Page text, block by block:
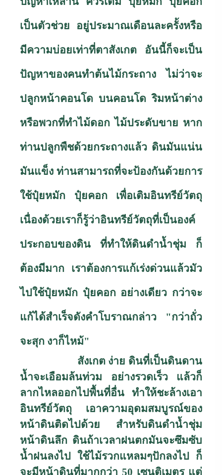
เป็นตัวช่วย อยู่ประมาณเดือนละครั้งหรือ
มีความบ่อยเท่าที่ตาสังเกต อันนี้ก็จะเป็น
ปัญหาของคนทำต้นไม้กระถาง ไม่ว่าจะ
ปลูกหน้าคอนโด บนคอนโด ริมหน้าต่าง
หรือพวกที่ทำไม้ดอก ไม้ประดับขาย หาก
ท่านปลูกพืชด้วยกระถางแล้ว ดินมันแน่น
มันแข็ง ท่านสามารถที่จะป้องกันด้วยการ
ใช้ปุ๋ยหมัก ปุ๋ยคอก เพื่อเติมอินทรีย์วัตถุ
เนื่องด้วยเราก็รู้ว่าอินทรีย์วัตถุที่เป็นองค์
ประกอบของดิน ที่ทำให้ดินดำน้ำชุ่ม ก็
ต้องมีมาก เราต้องการแก้เร่งด่วนแล้วมัว
ไปใช้ปุ๋ยหมัก ปุ๋ยคอก อย่างเดียว กว่าจะ
แก้ได้สำเร็จดังคำโบราณกล่าว "กว่าถั่ว
จะสุก งาก็ไหม้"
สังเกต ง่าย ดินที่เป็นดินดาน
น้ำจะเอือมล้นท่วม อย่างรวดเร็ว แล้วก็
ลากไหลออกไปพื้นที่อื่น ทำให้ชะล้างเอา
อินทรีย์วัตถุ เอาความอุดมสมบูรณ์ของ
หน้าดินติดไปด้วย สำหรับดินดำน้ำชุ่ม
หน้าดินลึก ดินถ้าเวลาฝนตกมันจะซึมซับ
น้ำฝนลงไป ใช้ไม้รวกแหลมๆปักลงไป ก็
จะมีหน้าดินที่มากกว่า 50 เซนติเมตร แต่